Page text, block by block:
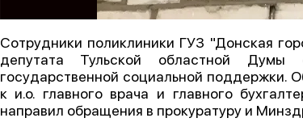
Сотрудники поликлиники ГУЗ "Донская
депутата Тульской областной
государственной социальной поддержки.
к и.о. главного врача и главного
направил обращения в прокуратуру и